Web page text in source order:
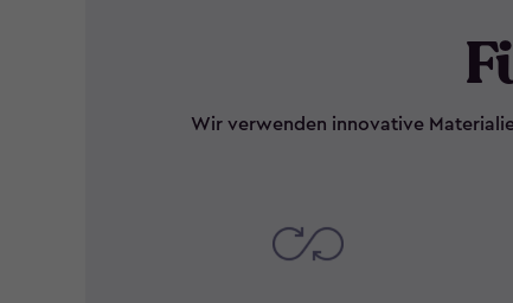
Wir verwenden innovative